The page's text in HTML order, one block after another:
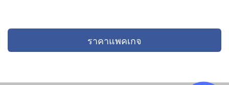
ราคาแพคเกจ